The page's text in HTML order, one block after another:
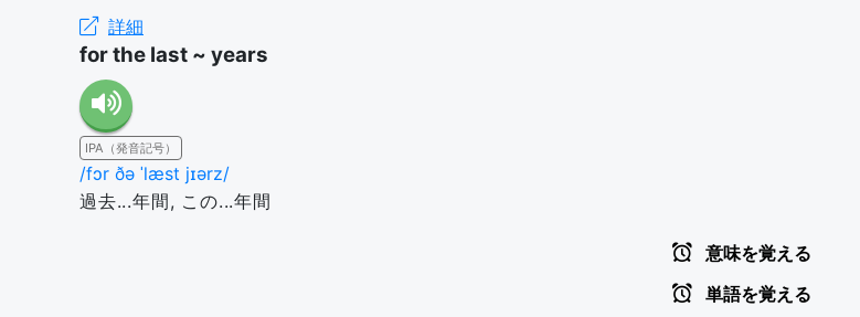
詳細
for the last ~ years
IPA（発音記号）
/fɔr ðə ˈlæst jɪərz/
過去...年間, この...年間
意味を覚える
単語を覚える